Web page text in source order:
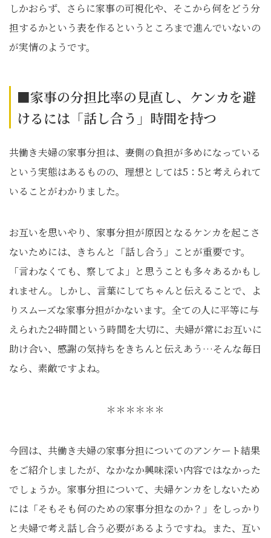
しかおらず、さらに家事の可視化や、そこから何をどう分
担するかという表を作るというところまで進んでいないの
が実情のようです。
■家事の分担比率の見直し、ケンカを避
けるには「話し合う」時間を持つ
共働き夫婦の家事分担は、妻側の負担が多めになっている
という実態はあるものの、理想としては5：5と考えられて
いることがわかりました。
お互いを思いやり、家事分担が原因となるケンカを起こさ
ないためには、きちんと「話し合う」ことが重要です。
「言わなくても、察してよ」と思うことも多々あるかもし
れません。しかし、言葉にしてちゃんと伝えることで、よ
りスムーズな家事分担がかないます。全ての人に平等に与
えられた24時間という時間を大切に、夫婦が常にお互いに
助け合い、感謝の気持ちをきちんと伝えあう…そんな毎日
なら、素敵ですよね。
＊＊＊＊＊＊
今回は、共働き夫婦の家事分担についてのアンケート結果
をご紹介しましたが、なかなか興味深い内容ではなかった
でしょうか。家事分担について、夫婦ケンカをしないため
には「そもそも何のための家事分担なのか？」をしっかり
と夫婦で考え話し合う必要があるようですね。また、互い